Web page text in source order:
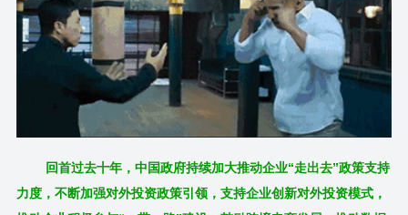
回首过去十年，中国政府持续加大推动企业“走出去”政策支持
力度，不断加强对外投资政策引领，支持企业创新对外投资模式，